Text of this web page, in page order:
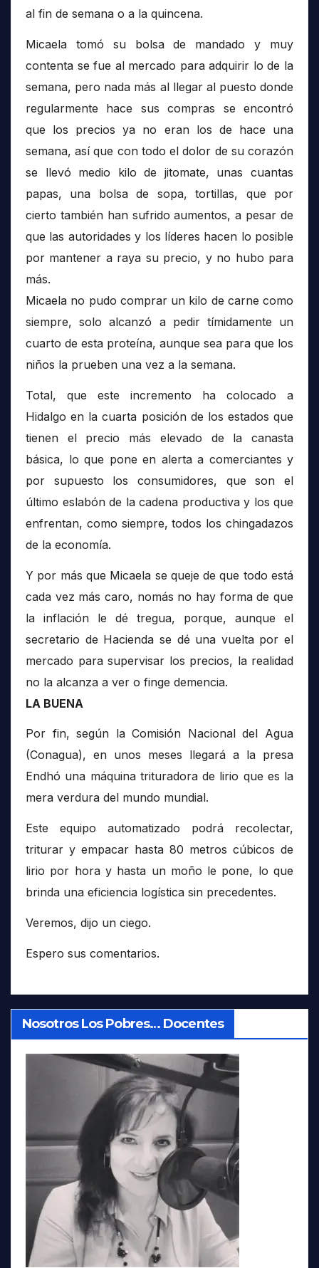
al fin de semana o a la quincena.
Micaela tomó su bolsa de mandado y muy
contenta se fue al mercado para adquirir lo de la
semana, pero nada más al llegar al puesto donde
regularmente hace sus compras se encontró
que los precios ya no eran los de hace una
semana, así que con todo el dolor de su corazón
se llevó medio kilo de jitomate, unas cuantas
papas, una bolsa de sopa, tortillas, que por
cierto también han sufrido aumentos, a pesar de
que las autoridades y los líderes hacen lo posible
por mantener a raya su precio, y no hubo para
más.
Micaela no pudo comprar un kilo de carne como
siempre, solo alcanzó a pedir tímidamente un
cuarto de esta proteína, aunque sea para que los
niños la prueben una vez a la semana.
Total, que este incremento ha colocado a
Hidalgo en la cuarta posición de los estados que
tienen el precio más elevado de la canasta
básica, lo que pone en alerta a comerciantes y
por supuesto los consumidores, que son el
último eslabón de la cadena productiva y los que
enfrentan, como siempre, todos los chingadazos
de la economía.
Y por más que Micaela se queje de que todo está
cada vez más caro, nomás no hay forma de que
la inflación le dé tregua, porque, aunque el
secretario de Hacienda se dé una vuelta por el
mercado para supervisar los precios, la realidad
no la alcanza a ver o finge demencia.
LA BUENA
Por fin, según la Comisión Nacional del Agua
(Conagua), en unos meses llegará a la presa
Endhó una máquina trituradora de lirio que es la
mera verdura del mundo mundial.
Este equipo automatizado podrá recolectar,
triturar y empacar hasta 80 metros cúbicos de
lirio por hora y hasta un moño le pone, lo que
brinda una eficiencia logística sin precedentes.
Veremos, dijo un ciego.
Espero sus comentarios.
Nosotros Los Pobres… Docentes